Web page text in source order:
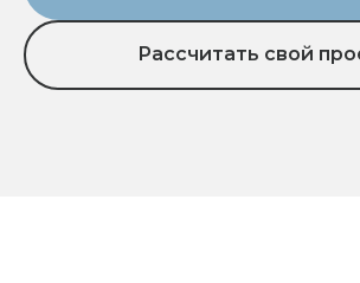
Рассчитать свой